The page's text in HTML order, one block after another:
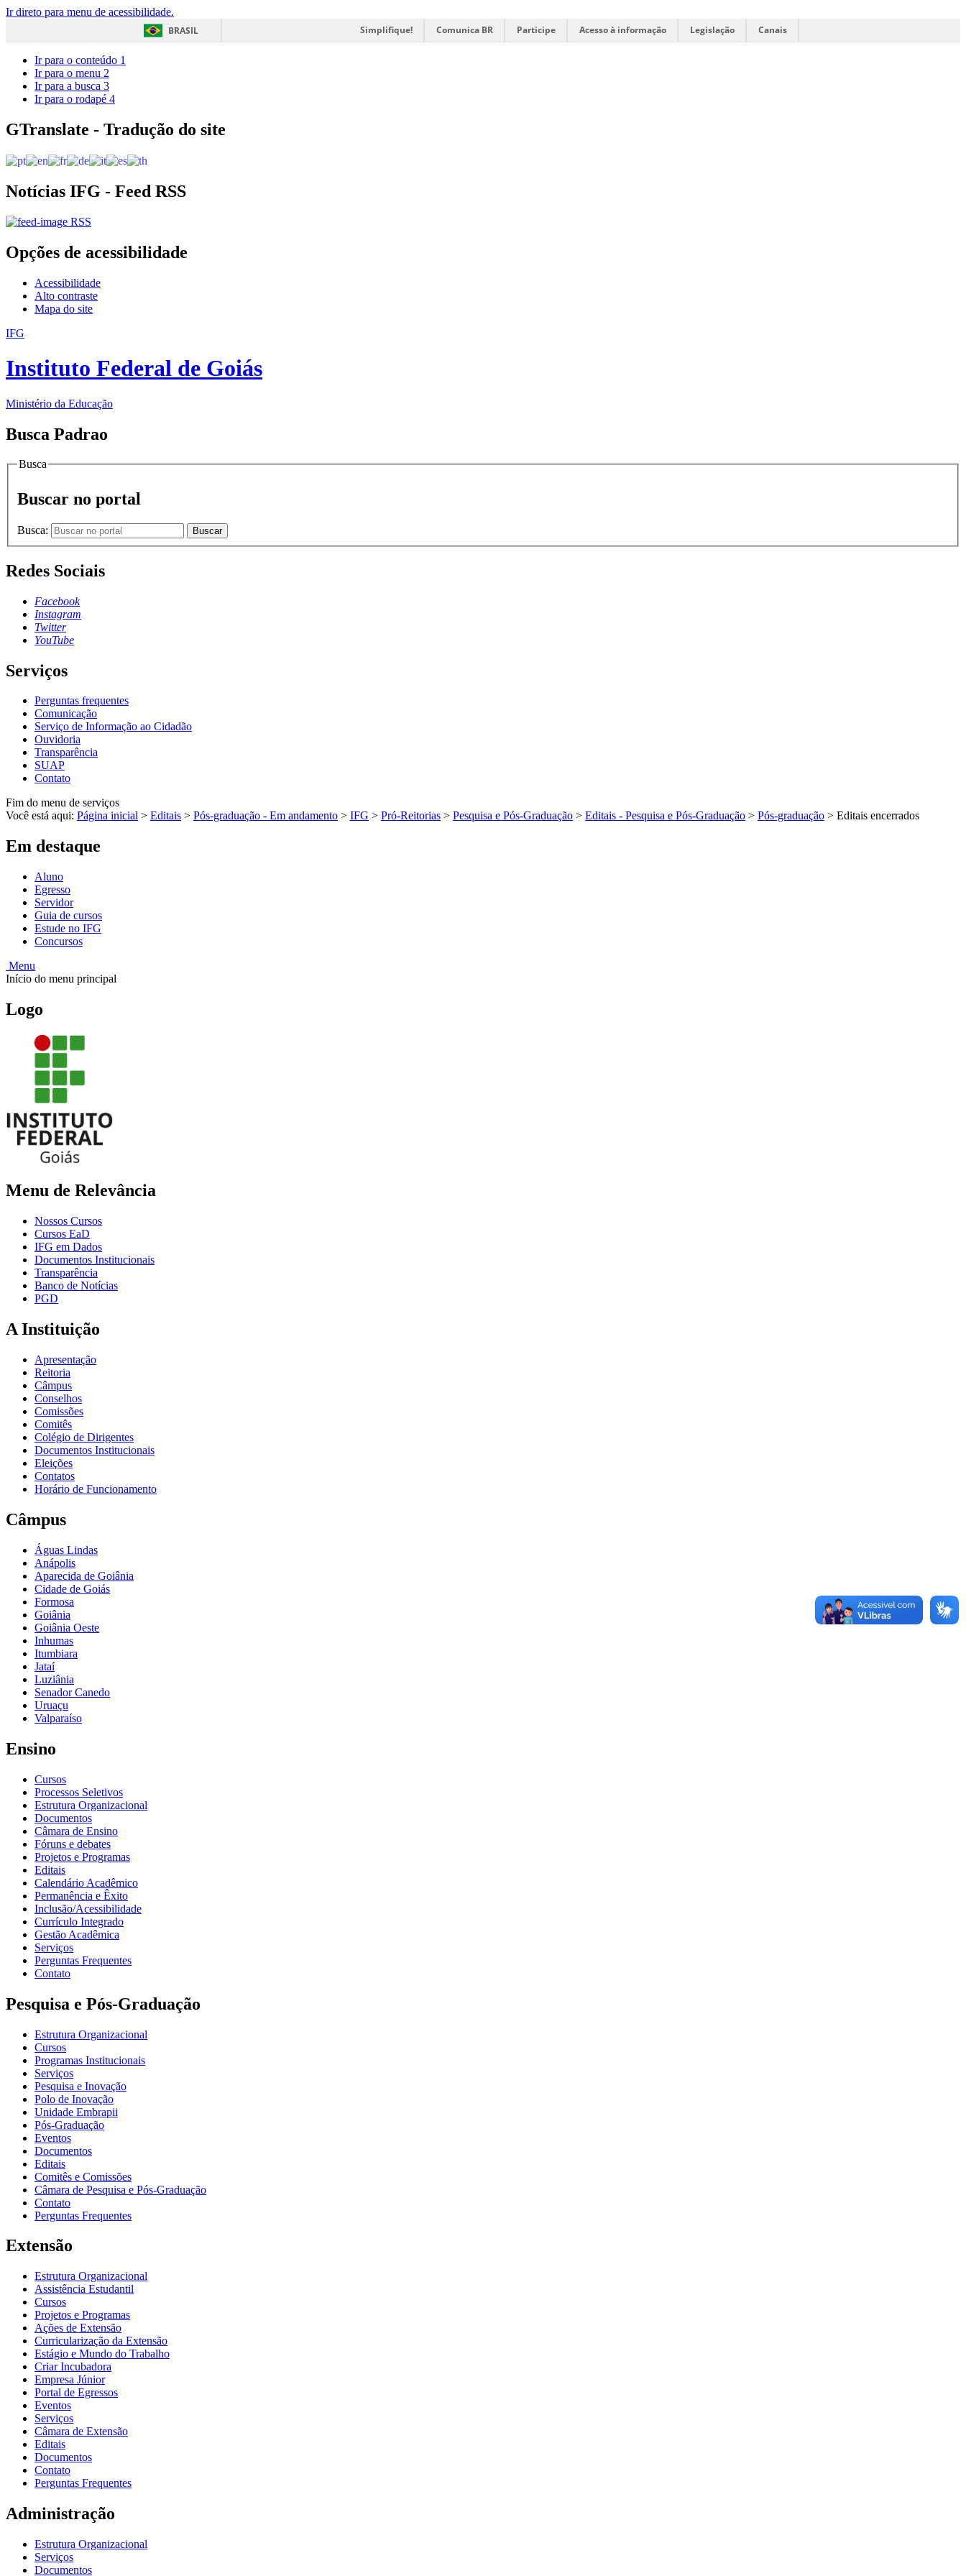
Ir direto para menu de acessibilidade.
BRASIL
Simplifique! Comunica BR Participe Acesso à informação Legislação Canais
Ir para o conteúdo 1
Ir para o menu 2
Ir para a busca 3
Ir para o rodapé 4
GTranslate - Tradução do site
Notícias IFG - Feed RSS
RSS
Opções de acessibilidade
Acessibilidade
Alto contraste
Mapa do site
IFG
Instituto Federal de Goiás
Ministério da Educação
Busca Padrao
Busca
Buscar no portal
Busca: Buscar
Redes Sociais
Facebook
Instagram
Twitter
YouTube
Serviços
Perguntas frequentes
Comunicação
Serviço de Informação ao Cidadão
Ouvidoria
Transparência
SUAP
Contato
Fim do menu de serviços
Você está aqui: Página inicial > Editais > Pós-graduação - Em andamento > IFG > Pró-Reitorias > Pesquisa e Pós-Graduação > Editais - Pesquisa e Pós-Graduação > Pós-graduação > Editais encerrados
Em destaque
Aluno
Egresso
Servidor
Guia de cursos
Estude no IFG
Concursos
Menu
Início do menu principal
Logo
Menu de Relevância
Nossos Cursos
Cursos EaD
IFG em Dados
Documentos Institucionais
Transparência
Banco de Notícias
PGD
A Instituição
Apresentação
Reitoria
Câmpus
Conselhos
Comissões
Comitês
Colégio de Dirigentes
Documentos Institucionais
Eleições
Contatos
Horário de Funcionamento
Câmpus
Águas Lindas
Anápolis
Aparecida de Goiânia
Cidade de Goiás
Formosa
Goiânia
Goiânia Oeste
Inhumas
Itumbiara
Jataí
Luziânia
Senador Canedo
Uruaçu
Valparaíso
Ensino
Cursos
Processos Seletivos
Estrutura Organizacional
Documentos
Câmara de Ensino
Fóruns e debates
Projetos e Programas
Editais
Calendário Acadêmico
Permanência e Êxito
Inclusão/Acessibilidade
Currículo Integrado
Gestão Acadêmica
Serviços
Perguntas Frequentes
Contato
Pesquisa e Pós-Graduação
Estrutura Organizacional
Cursos
Programas Institucionais
Serviços
Pesquisa e Inovação
Polo de Inovação
Unidade Embrapii
Pós-Graduação
Eventos
Documentos
Editais
Comitês e Comissões
Câmara de Pesquisa e Pós-Graduação
Contato
Perguntas Frequentes
Extensão
Estrutura Organizacional
Assistência Estudantil
Cursos
Projetos e Programas
Ações de Extensão
Curricularização da Extensão
Estágio e Mundo do Trabalho
Criar Incubadora
Empresa Júnior
Portal de Egressos
Eventos
Serviços
Câmara de Extensão
Editais
Documentos
Contato
Perguntas Frequentes
Administração
Estrutura Organizacional
Serviços
Documentos